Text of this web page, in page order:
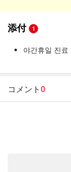
添付 1
야간휴일 진
コメント0